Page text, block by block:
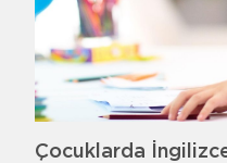
Çocuklarda